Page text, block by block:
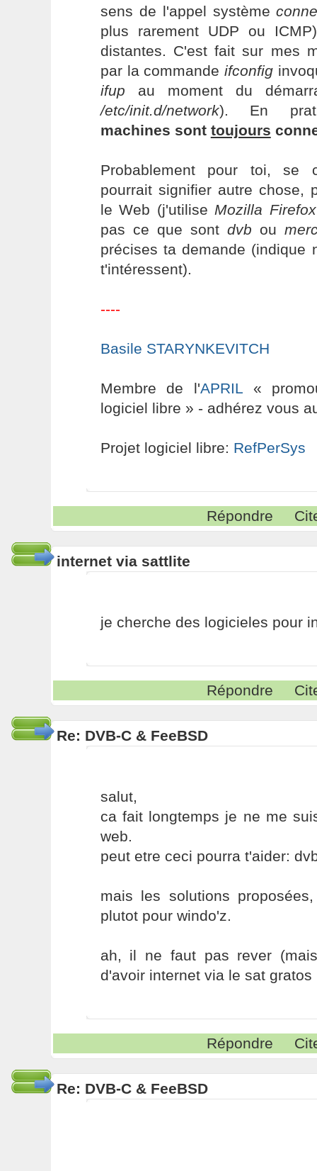
sens de l'appel système
plus rarement UDP ou
distantes. C'est fait sur mes
par la commandeifconfig
ifup au moment du
/etc/init.d/network). En
machines sont toujours
Probablement pour toi, se
pourrait signifier autre chose,
le Web (j'utilise Mozilla Firefox
pas ce que sont dvb ou
précises ta demande (indique
t'intéressent).
----
Basile STARYNKEVITCH
Membre de l'APRIL «
logiciel libre » - adhérez vous
Projet logiciel libre: RefPerSys
Répondre
internet via sattlite
je cherche des logicieles pour
Répondre
Re: DVB-C & FeeBSD
salut,
ca fait longtemps je ne me
web.
peut etre ceci pourra t'aider:
mais les solutions
plutot pour windo'z.
ah, il ne faut pas rever
d'avoir internet via le sat gratos
Répondre
Re: DVB-C & FeeBSD